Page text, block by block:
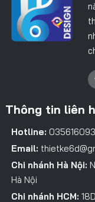
Thông tin liên
Hotline:
Email:
Chi nhánh Hà Nội:
Hà Nội
Chi nhánh HCM: